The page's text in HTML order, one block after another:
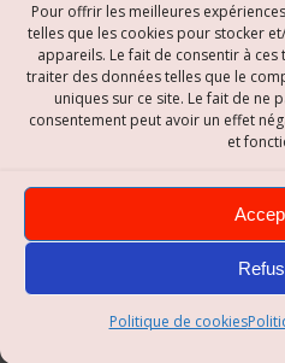
Pour offrir les meilleures
telles que les cookies pour stocker
appareils. Le fait de consentir à
traiter des données telles que le
uniques sur ce site. Le fait de ne
consentement peut avoir un effet
et
Politique de cookies